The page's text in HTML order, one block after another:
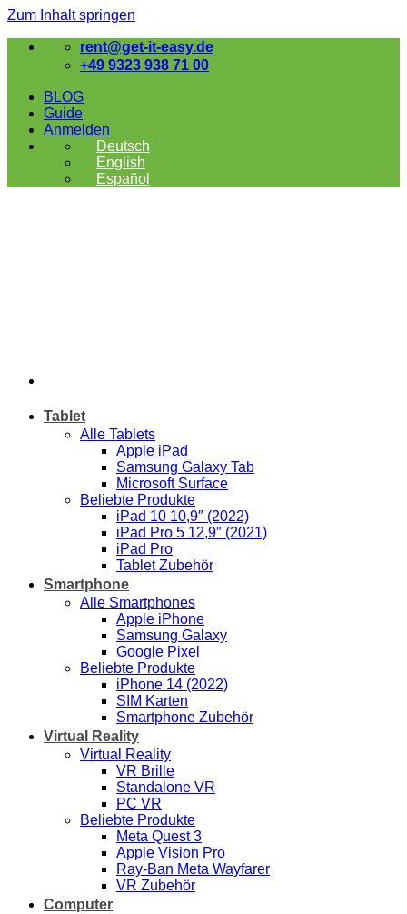
Zum Inhalt springen
rent@get-it-easy.de
+49 9323 938 71 00
BLOG
Guide
Anmelden
Deutsch
English
Español
Tablet
Alle Tablets
Apple iPad
Samsung Galaxy Tab
Microsoft Surface
Beliebte Produkte
iPad 10 10,9″ (2022)
iPad Pro 5 12,9″ (2021)
iPad Pro
Tablet Zubehör
Smartphone
Alle Smartphones
Apple iPhone
Samsung Galaxy
Google Pixel
Beliebte Produkte
iPhone 14 (2022)
SIM Karten
Smartphone Zubehör
Virtual Reality
Virtual Reality
VR Brille
Standalone VR
PC VR
Beliebte Produkte
Meta Quest 3
Apple Vision Pro
Ray-Ban Meta Wayfarer
VR Zubehör
Computer